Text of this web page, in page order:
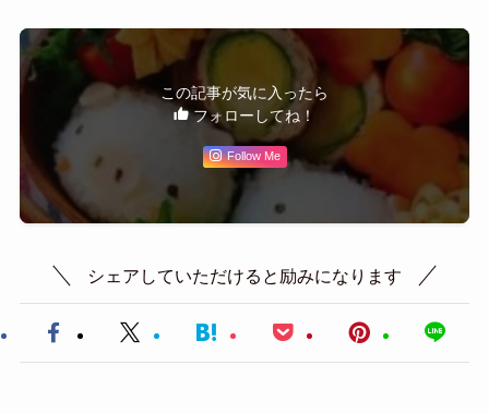
この記事が気に入ったら
フォローしてね！
Follow Me
シェアしていただけると励みになります